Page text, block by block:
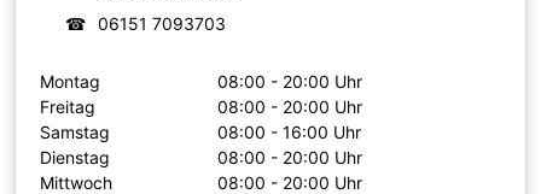
☎
06151 7093703
Montag
08:00 - 20:00 Uhr
Freitag
08:00 - 20:00 Uhr
Samstag
08:00 - 16:00 Uhr
Dienstag
08:00 - 20:00 Uhr
Mittwoch
08:00 - 20:00 Uhr